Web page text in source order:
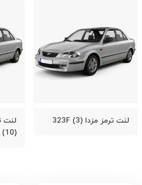
لنت ترمز مزدا 323F (3)
(10)